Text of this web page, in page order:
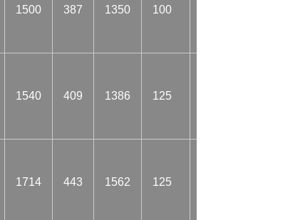
1500 387 1350 100
1540 409 1386 125
1714 443 1562 125